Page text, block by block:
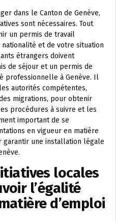
dans le Canton de Genève,
sont nécessaires. Tout
un permis de travail
et de votre situation
étrangers doivent
de séjour et un permis de
professionnelle à Genève. Il
autorités compétentes,
migrations, pour obtenir
procédures à suivre et les
important de se
en vigueur en matière
garantir une installation légale
locales
l’égalité
d’emploi